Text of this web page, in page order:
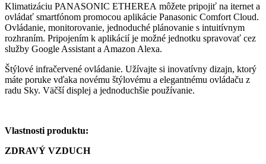
Klimatizáciu PANASONIC ETHEREA môžete pripojiť na iternet a
ovládať smartfónom promocou aplikácie Panasonic Comfort Cloud.
Ovládanie, monitorovanie, jednoduché plánovanie s intuitívnym
rozhraním. Pripojením k aplikácií je možné jednotku spravovať cez
služby Google Assistant a Amazon Alexa.
Štýlové infračervené ovládanie. Užívajte si inovatívny dizajn, ktorý
máte poruke vďaka novému štýlovému a elegantnému ovládaču z
radu Sky. Väčší displej a jednoduchšie používanie.
Vlastnosti produktu:
ZDRAVÝ VZDUCH